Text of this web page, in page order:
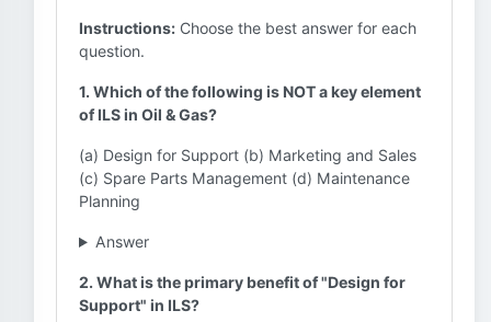
Instructions: Choose the best answer for each
question.
1. Which of the following is NOT a key element
of ILS in Oil & Gas?
(a) Design for Support (b) Marketing and Sales
(c) Spare Parts Management (d) Maintenance
Planning
Answer
2. What is the primary benefit of "Design for
Support" in ILS?